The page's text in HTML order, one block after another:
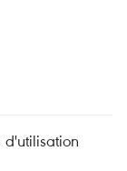
d'utilisation